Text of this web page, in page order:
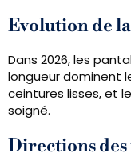
Evolution de
Dans 2026, les
longueur dominent
ceintures lisses, et
soigné.
Directions